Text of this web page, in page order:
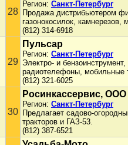
28
Регион: Санкт-Петербург
Продажа дистрибьютером
газонокосилок, камнерезов,
(812) 314-6918
29
Пульсар
Регион: Санкт-Петербург
Электро- и
радиотелефоны,
(812) 321-6025
30
Росинкассервис, ООО
Регион: Санкт-Петербург
Предлагает садово-
тракторов и ГАЗ-53.
(812) 387-6521